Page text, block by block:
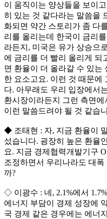
이 움직이는 양상들을 보이
히 있는 것 같다라는 말씀을
화되면 약간 스토리가 좀 다
리를 올리는데 한국이 금리
라든지, 미국은 유가 상승으
에 금리를 더 빨리 올리게 되
면 환율이 더 올라갈 수 있는
한 요소고요. 이런 것 때문에
다. 아무래도 우리 입장에서
환시장이라든지 그런 측면
이런 말씀드려야 될 것 같습
◆ 조태현 : 자, 지금 환율이
섰습니다. 굉장히 높은 환율
요. 지금 경제협력개발기구
조정하면서 우리나라도 대폭
까?
◇ 이광수 : 네, 2.1%에서
에너지 부담이 경제 성장에
국 경제 같은 경우에는 에너